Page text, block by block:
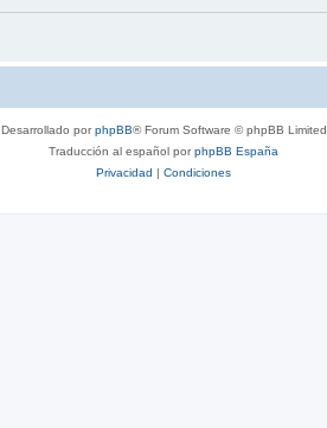
Desarrollado porphpBB® Forum Software © phpBB Limited
Traducción al español porphpBB España
Privacidad | Condiciones